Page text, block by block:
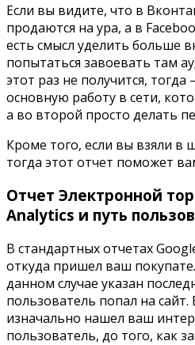
Если вы видите, что в
продаются на ура, а в
есть смысл уделить больше
попытаться завоевать там
этот раз не получится,
основную работу в сети,
а во второй просто делать
Кроме того, если вы взяли в
тогда этот отчет поможет
Отчет Электронной
Analytics и путь
В стандартных отчетах
откуда пришел ваш
данном случае указан
пользователь попал на
изначально нашел ваш
пользователь, до того, как